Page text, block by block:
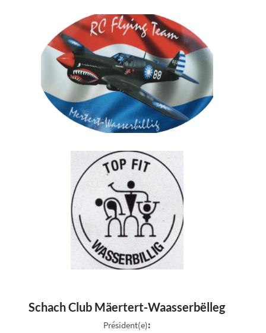
Schach Club Mäertert-Waasserbëlleg
Président(e):